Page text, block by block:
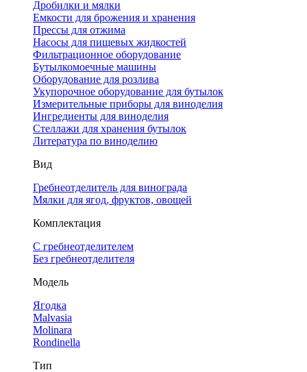
Дробилки и мялки
Емкости для брожения и хранения
Прессы для отжима
Насосы для пищевых жидкостей
Фильтрационное оборудование
Бутылкомоечные машины
Оборудование для розлива
Укупорочное оборудование для бутылок
Измерительные приборы для виноделия
Ингредиенты для виноделия
Стеллажи для хранения бутылок
Литература по виноделию
Вид
Гребнеотделитель для винограда
Мялки для ягод, фруктов, овощей
Комплектация
С гребнеотделителем
Без гребнеотделителя
Модель
Ягодка
Malvasia
Molinara
Rondinella
Тип